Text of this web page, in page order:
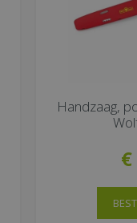
Handzaag,
€